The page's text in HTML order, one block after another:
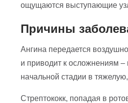
ощущаются выступающие
Причины
Ангина передается
и приводит к осложнениям
начальной стадии в
Стрептококк, попадая в